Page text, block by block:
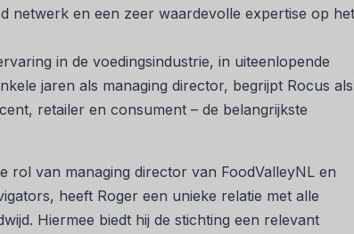
netwerk en een zeer waardevolle expertise op het
in de voedingsindustrie, in uiteenlopende
jaren als managing director, begrijpt Rocus als
retailer en consument – de belangrijkste
rol van managing director van FoodValleyNL en
heeft Roger een unieke relatie met alle
Hiermee biedt hij de stichting een relevant